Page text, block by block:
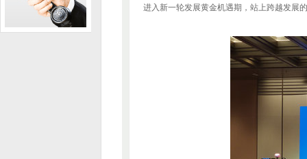
进入新一轮发展黄金机遇期，站上跨越发展